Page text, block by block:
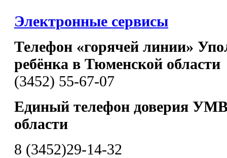
Электронные сервисы
Телефон «горячей линии»
ребёнка в Тюменской области
(3452) 55-67-07
Единый телефон доверия
области
8 (3452)29-14-32